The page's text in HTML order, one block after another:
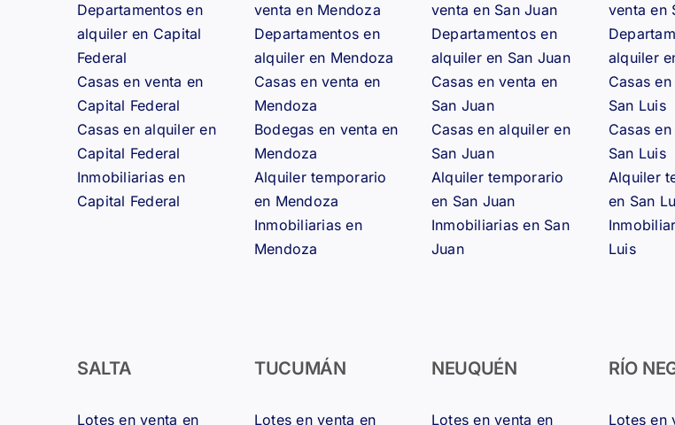
Departamentos en
alquiler en Capital
Federal
Casas en venta en
Capital Federal
Casas en alquiler en
Capital Federal
Inmobiliarias en
Capital Federal
venta en Mendoza
Departamentos en
alquiler en Mendoza
Casas en venta en
Mendoza
Bodegas en venta en
Mendoza
Alquiler temporario
en Mendoza
Inmobiliarias en
Mendoza
venta en San Juan
Departamentos en
alquiler en San Juan
Casas en venta en
San Juan
Casas en alquiler en
San Juan
Alquiler temporario
en San Juan
Inmobiliarias en San
Juan
venta en
alquiler
Casas
San Luis
Casas
San Luis
Alquiler
en San
Luis
SALTA
Lotes en venta en
TUCUMÁN
Lotes en venta en
NEUQUÉN
Lotes en venta en
RÍO
Lotes en